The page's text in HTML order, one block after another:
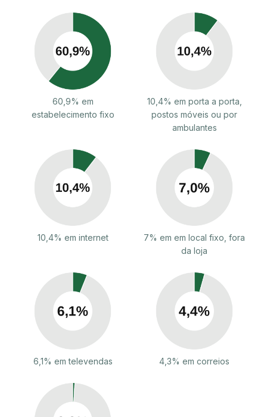
60,9% em
estabelecimento fixo
10,4% em porta a porta,
postos móveis ou por
ambulantes
10,4% em internet
7% em em local fixo, fora
da loja
6,1% em televendas 4,3% em correios